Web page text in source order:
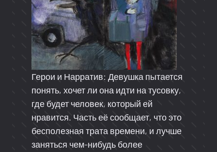
Герои и Нарратив: Девушка пытается
понять, хочет ли она идти на тусовку,
где будет человек, который ей
нравится. Часть её сообщает, что это
бесполезная трата времени, и лучше
заняться чем-нибудь более